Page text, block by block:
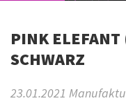
PINK
SCHWARZ
23.01.2021